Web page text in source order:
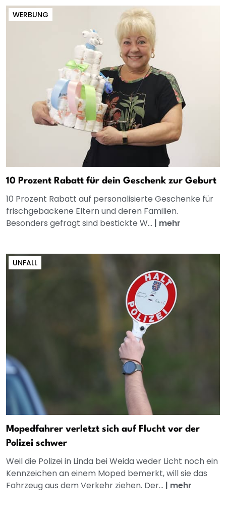
WERBUNG
10 Prozent Rabatt für dein Geschenk zur Geburt
10 Prozent Rabatt auf personalisierte Geschenke für
frischgebackene Eltern und deren Familien.
Besonders gefragt sind bestickte W... | mehr
UNFALL
Mopedfahrer verletzt sich auf Flucht vor der
Polizei schwer
Weil die Polizei in Linda bei Weida weder Licht noch ein
Kennzeichen an einem Moped bemerkt, will sie das
Fahrzeug aus dem Verkehr ziehen. Der... | mehr